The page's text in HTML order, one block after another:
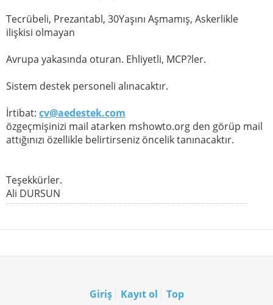
Tecrübeli, Prezantabl, 30Yaşını Aşmamış, Askerlikle
ilişkisi olmayan
Avrupa yakasında oturan. Ehliyetli, MCP?ler.
Sistem destek personeli alınacaktır.
İrtibat: cv@aedestek.com
özgeçmişinizi mail atarken mshowto.org den görüp mail
attığınızı özellikle belirtirseniz öncelik tanınacaktır.
Teşekkürler.
Ali DURSUN
Giriş Kayıt ol Top